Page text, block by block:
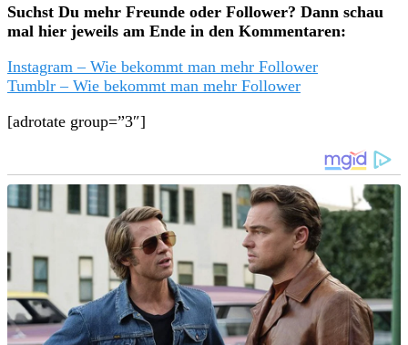
Suchst Du mehr Freunde oder Follower? Dann schau
mal hier jeweils am Ende in den Kommentaren:
Instagram – Wie bekommt man mehr Follower
Tumblr – Wie bekommt man mehr Follower
[adrotate group=”3″]